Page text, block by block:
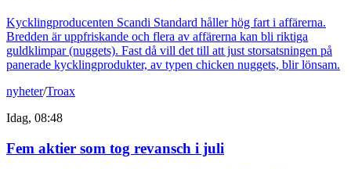
Kycklingproducenten Scandi Standard håller hög fart i affärerna.
Bredden är uppfriskande och flera av affärerna kan bli riktiga
guldklimpar (nuggets). Fast då vill det till att just storsatsningen på
panerade kycklingprodukter, av typen chicken nuggets, blir lönsam.
nyheter/Troax
Idag, 08:48
Fem aktier som tog revansch i juli